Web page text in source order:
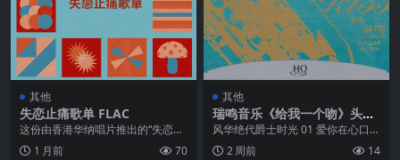
其他
失恋止痛歌单 FLAC
这份由香港华纳唱片推出的“失恋止
痛歌单”，精选 23 首当代粤语流行
（Canto...
1 月前 70
其他
瑞鸣音乐《给我一个吻》头版
限量HQCD 低速原抓WAV+CU
风华绝代爵士时光 01 爱你在心口难
开 02 忘记他 03 情人的眼泪 04
南...2 周前 14